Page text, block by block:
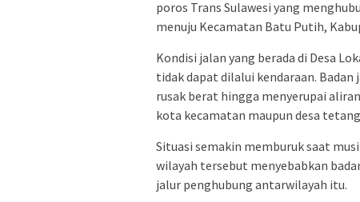
poros Trans Sulawesi yang
menuju Kecamatan Batu Putih,
Kondisi jalan yang berada di Desa
tidak dapat dilalui kendaraan.
rusak berat hingga menyerupai
kota kecamatan maupun desa
Situasi semakin memburuk saat
wilayah tersebut menyebabkan
jalur penghubung antarwilayah itu.